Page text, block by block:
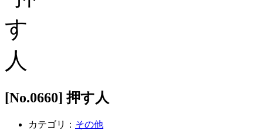
[No.0660] 押す人
カテゴリ： その他